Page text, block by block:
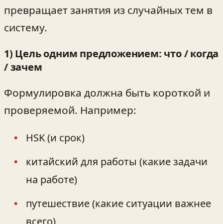
превращает занятия из случайных тем в
систему.
1) Цель одним предложением: что / когда
/ зачем
Формулировка должна быть короткой и
проверяемой. Например:
HSK (и срок)
китайский для работы (какие задачи
на работе)
путешествие (какие ситуации важнее